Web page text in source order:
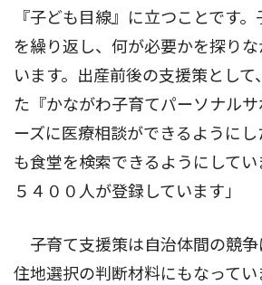
『子ども目線』に立つことです
を繰り返し、何が必要かを探り
います。出産前後の支援策として
た『かながわ子育てパーソナル
ーズに医療相談ができるように
も食堂を検索できるようにして
５４００人が登録しています」
――子育て支援策は自治体間の競
住地選択の判断材料にもなって